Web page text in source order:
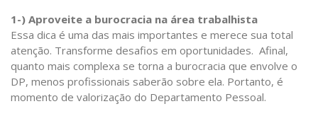
1-) Aproveite a burocracia na área trabalhista
Essa dica é uma das mais importantes e merece sua total
atenção. Transforme desafios em oportunidades. Afinal,
quanto mais complexa se torna a burocracia que envolve o
DP, menos profissionais saberão sobre ela. Portanto, é
momento de valorização do Departamento Pessoal.